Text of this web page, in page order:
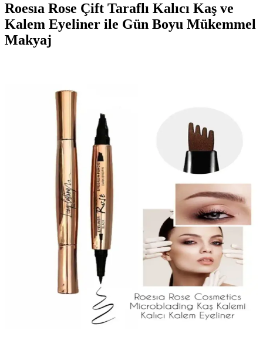
Roesıa Rose Çift Taraflı Kalıcı Kaş ve
Kalem Eyeliner ile Gün Boyu Mükemmel
Makyaj